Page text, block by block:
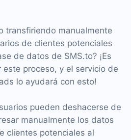
transfiriendo manualmente
de clientes potenciales
de datos de SMS.to? ¡Es
proceso, y el servicio de
lo ayudará con esto!
pueden deshacerse de
manualmente los datos
clientes potenciales al